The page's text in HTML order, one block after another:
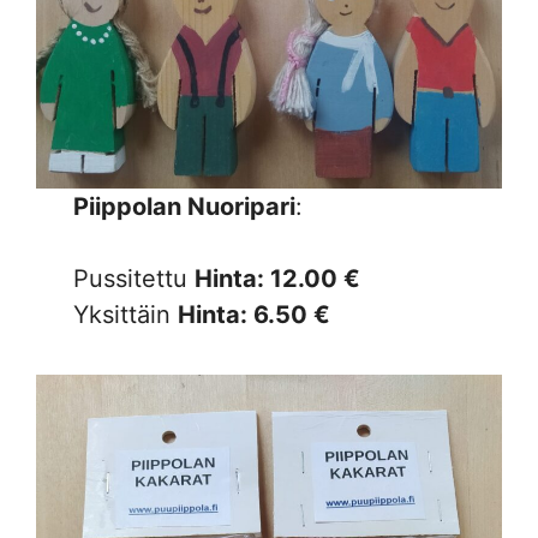
Piippolan Nuoripari:
Pussitettu Hinta: 12.00 €
Yksittäin Hinta: 6.50 €